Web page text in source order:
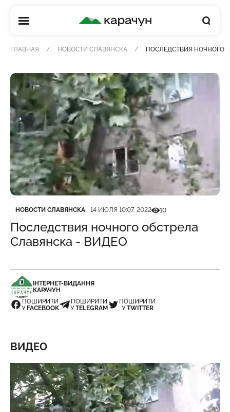
КАРАЧУН
ГЛАВНАЯ НОВОСТИ СЛАВЯНСКА ПОСЛЕДСТВИЯ НОЧНОГО
Категория
НОВОСТИ СЛАВЯНСКА
Дата публикации 14 ИЮЛЯ 10:07, 2022Кількість переглядів
10
Последствия ночного обстрела
Славянска - ВИДЕО
ІНТЕРНЕТ-ВИДАННЯ
КАРАЧУН
ПОШИРИТИ
У FACEBOOK
ПОШИРИТИ
УTELEGRAM
ПОШИРИТИ
УTWITTER
ВИДЕО